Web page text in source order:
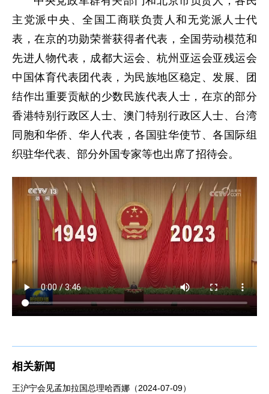
主党派中央、全国工商联负责人和无党派人士代
表，在京的功勋荣誉获得者代表，全国劳动模范和
先进人物代表，成都大运会、杭州亚运会亚残运会
中国体育代表团代表，为民族地区稳定、发展、团
结作出重要贡献的少数民族代表人士，在京的部分
香港特别行政区人士、澳门特别行政区人士、台湾
同胞和华侨、华人代表，各国驻华使节、各国际组
织驻华代表、部分外国专家等也出席了招待会。
相关新闻
王沪宁会见孟加拉国总理哈西娜（2024-07-09）